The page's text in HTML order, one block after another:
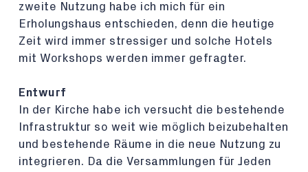
zweite Nutzung habe ich mich für ein
Erholungshaus entschieden, denn die heutige
Zeit wird immer stressiger und solche Hotels
mit Workshops werden immer gefragter.
Entwurf
In der Kirche habe ich versucht die bestehende
Infrastruktur so weit wie möglich beizubehalten
und bestehende Räume in die neue Nutzung zu
integrieren. Da die Versammlungen für Jeden